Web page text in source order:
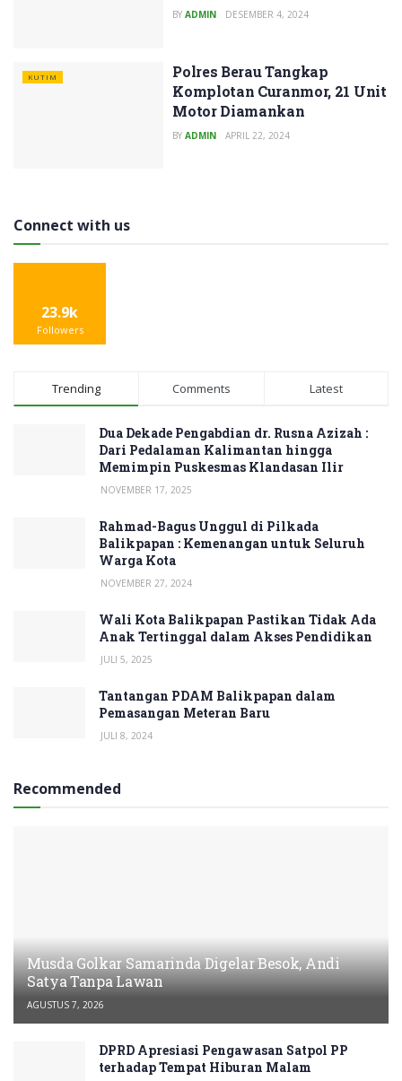
BY ADMIN DESEMBER 4, 2024
KUTIM
Polres Berau Tangkap
Komplotan Curanmor, 21 Unit
Motor Diamankan
BY ADMIN APRIL 22, 2024
Connect with us
23.9k
Followers
Trending Comments Latest
Dua Dekade Pengabdian dr. Rusna Azizah :
Dari Pedalaman Kalimantan hingga
Memimpin Puskesmas Klandasan Ilir
NOVEMBER 17, 2025
Rahmad-Bagus Unggul di Pilkada
Balikpapan : Kemenangan untuk Seluruh
Warga Kota
NOVEMBER 27, 2024
Wali Kota Balikpapan Pastikan Tidak Ada
Anak Tertinggal dalam Akses Pendidikan
JULI 5, 2025
Tantangan PDAM Balikpapan dalam
Pemasangan Meteran Baru
JULI 8, 2024
Recommended
Musda Golkar Samarinda Digelar Besok, Andi
Satya Tanpa Lawan
AGUSTUS 7, 2026
DPRD Apresiasi Pengawasan Satpol PP
terhadap Tempat Hiburan Malam